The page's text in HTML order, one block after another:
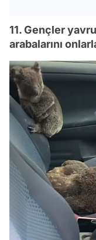
11. Gençler
arabalarını